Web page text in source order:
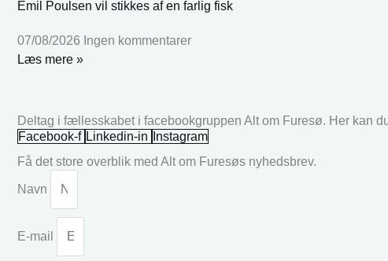
Emil Poulsen vil stikkes af en farlig fisk
07/08/2026 Ingen kommentarer
Læs mere »
Deltag i fællesskabet i facebookgruppen Alt om Furesø. Her kan
Facebook-f Linkedin-in
Instagram
Få det store overblik med Alt om Furesøs nyhedsbrev.
Navn
E-mail